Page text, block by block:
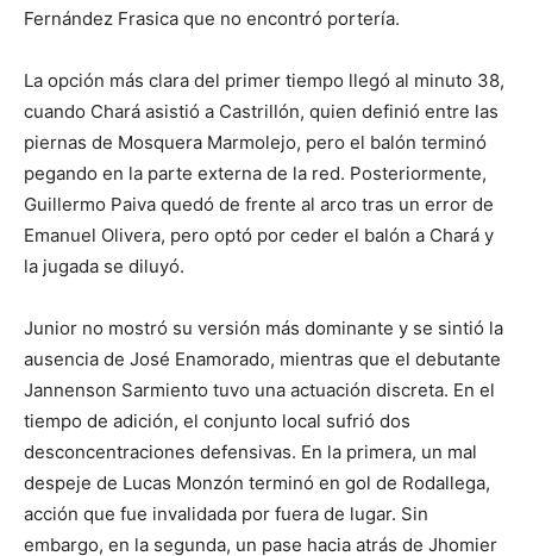
Fernández Frasica que no encontró portería.
La opción más clara del primer tiempo llegó al minuto 38,
cuando Chará asistió a Castrillón, quien definió entre las
piernas de Mosquera Marmolejo, pero el balón terminó
pegando en la parte externa de la red. Posteriormente,
Guillermo Paiva quedó de frente al arco tras un error de
Emanuel Olivera, pero optó por ceder el balón a Chará y
la jugada se diluyó.
Junior no mostró su versión más dominante y se sintió la
ausencia de José Enamorado, mientras que el debutante
Jannenson Sarmiento tuvo una actuación discreta. En el
tiempo de adición, el conjunto local sufrió dos
desconcentraciones defensivas. En la primera, un mal
despeje de Lucas Monzón terminó en gol de Rodallega,
acción que fue invalidada por fuera de lugar. Sin
embargo, en la segunda, un pase hacia atrás de Jhomier